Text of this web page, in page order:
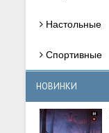
Настольные
Спортивные
НОВИНКИ